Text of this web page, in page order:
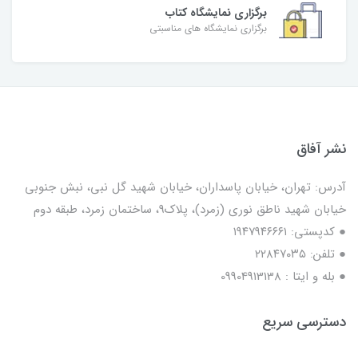
برگزاری نمایشگاه کتاب
برگزاری نمایشگاه های مناسبتی
نشر آفاق
آدرس: تهران، خیابان پاسداران، خیابان شهید گل نبی، نبش جنوبی
خیابان شهید ناطق نوری (زمرد)، پلاک9، ساختمان زمرد، طبقه دوم
● کدپستی: ۱۹۴۷۹۴۶۶۶۱
● تلفن: ٢٢٨۴٧۰۳۵
● بله و ایتا : 09904913138
دسترسی سریع